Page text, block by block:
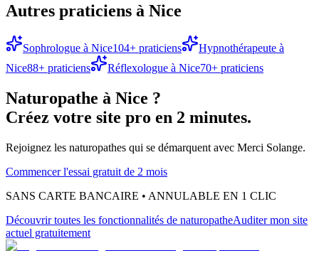
Autres praticiens à Nice
Sophrologue à Nice104+ praticiens Hypnothérapeute à
Nice88+ praticiens Réflexologue à Nice70+ praticiens
Naturopathe à Nice ?
Créez votre site pro en 2 minutes.
Rejoignez les naturopathes qui se démarquent avec Merci Solange.
Commencer l'essai gratuit de 2 mois
SANS CARTE BANCAIRE • ANNULABLE EN 1 CLIC
Découvrir toutes les fonctionnalités de naturopatheAuditer mon site
actuel gratuitement